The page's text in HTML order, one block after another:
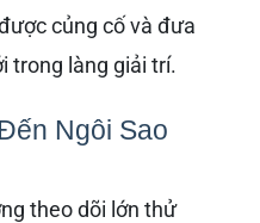
củng cố và đưa
trong làng giải trí.
Ngôi Sao
theo dõi lớn thử